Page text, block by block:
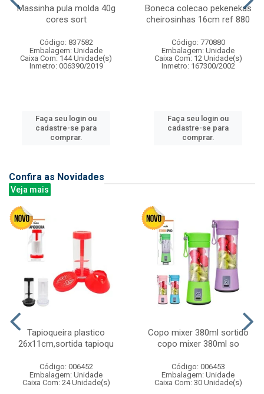
Massinha pula molda 40g
cores sort
Código: 837582
Embalagem: Unidade
Caixa Com: 144 Unidade(s)
Inmetro: 006390/2019
Faça seu login ou
cadastre-se para
comprar.
Boneca colecao pekenekas
cheirosinhas 16cm ref 880
Código: 770880
Embalagem: Unidade
Caixa Com: 12 Unidade(s)
Inmetro: 167300/2002
Faça seu login ou
cadastre-se para
comprar.
Confira as Novidades
Veja mais
Tapioqueira plastico
26x11cm,sortida tapioqu
Código: 006452
Embalagem: Unidade
Caixa Com: 24 Unidade(s)
Copo mixer 380ml sortido
copo mixer 380ml so
Código: 006453
Embalagem: Unidade
Caixa Com: 30 Unidade(s)